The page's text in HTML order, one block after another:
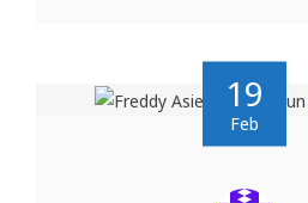
19
Feb